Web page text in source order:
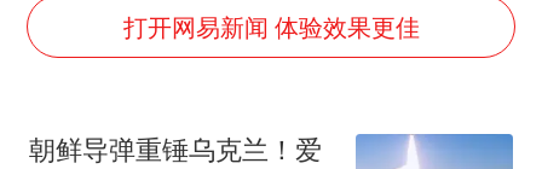
山东一元代青花杯离奇失踪
宇树科技中一签需缴款7.54万元
打开网易新闻 体验效果更佳
朝鲜导弹重锤乌克兰！爱